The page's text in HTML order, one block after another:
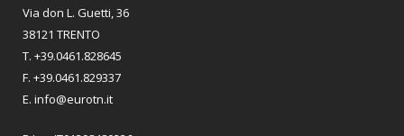
Via don L. Guetti, 36
38121 TRENTO
T. +39.0461.828645
F. +39.0461.829337
E. info@eurotn.it